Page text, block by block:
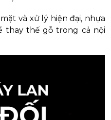
và xử lý hiện đại, nhựa
thay thế gỗ trong cả nội